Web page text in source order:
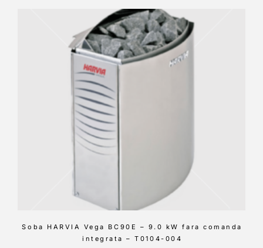
Soba HARVIA Vega BC90E – 9.0 kW fara comanda
integrata – T0104-004